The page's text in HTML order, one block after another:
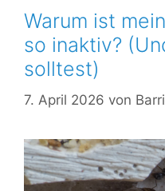
Warum ist
so inaktiv?
solltest)
7. April 2026 von